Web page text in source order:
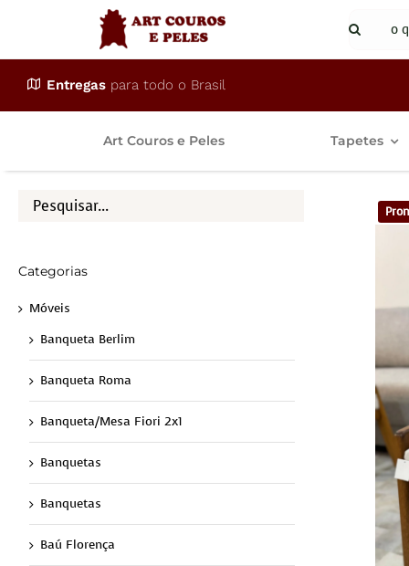
conteúdo
Buscar
Entregas para todo o Brasil
Art Couros e Peles Tapetes
Categorias
Móveis
Banqueta Berlim
Banqueta Roma
Banqueta/Mesa Fiori 2x1
Banquetas
Banquetas
Baú Florença